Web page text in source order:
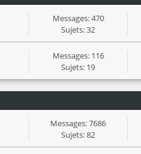
Messages: 470
Sujets: 32
Messages: 116
Sujets: 19
Messages: 7686
Sujets: 82